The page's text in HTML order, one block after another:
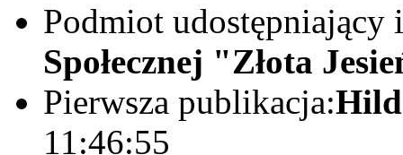
Podmiot udostępniający
Społecznej "Złota
Pierwsza publikacja:
11:46:55